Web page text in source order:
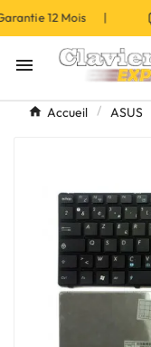
12 Mois |

Accueil ASUS